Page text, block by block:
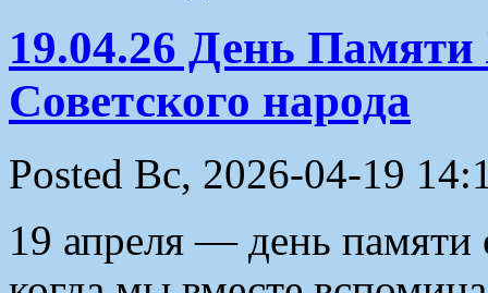
19.04.26 День
Советского народа
Posted Вс, 2026-04-19
19 апреля — день памяти